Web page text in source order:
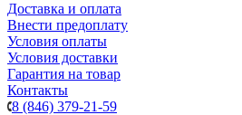
Доставка и оплата
Внести предоплату
Условия оплаты
Условия доставки
Гарантия на товар
Контакты
8 (846) 379-21-59